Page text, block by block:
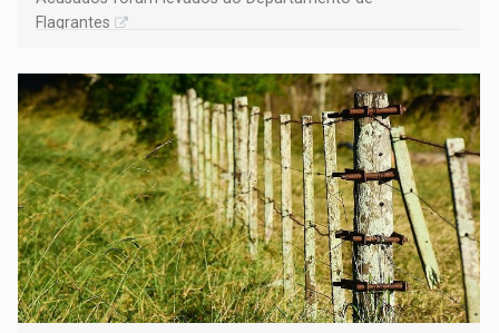
Flagrantes